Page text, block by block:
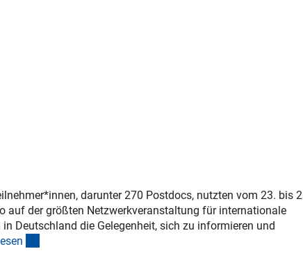
darunter 270 Postdocs, nutzten vom 23. bis
auf der größten Netzwerkveranstaltung für internationale
Deutschland die Gelegenheit, sich zu informieren und
n